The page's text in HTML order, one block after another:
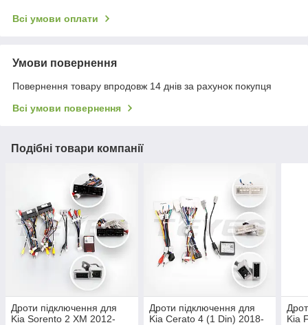
Всі умови оплати
Умови повернення
Повернення товару впродовж 14 днів за рахунок покупця
Всі умови повернення
Подібні товари компанії
Дроти підключення для
Kia Sorento 2 XM 2012-
Дроти підключення для
Kia Cerato 4 (1 Din) 2018-
Kia